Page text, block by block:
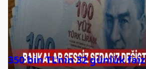
350 bin TL’nin 32 günlük faiz